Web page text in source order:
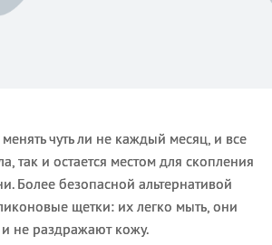
чуть ли не каждый месяц, и все
так и остается местом для скопления
Более безопасной альтернативой
щетки: их легко мыть, они
не раздражают кожу.